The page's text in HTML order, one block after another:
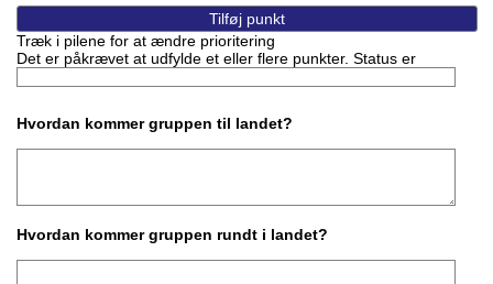
Træk i pilene for at ændre prioritering
Det er påkrævet at udfylde et eller flere punkter. Status er
Hvordan kommer gruppen til landet?
Hvordan kommer gruppen rundt i landet?